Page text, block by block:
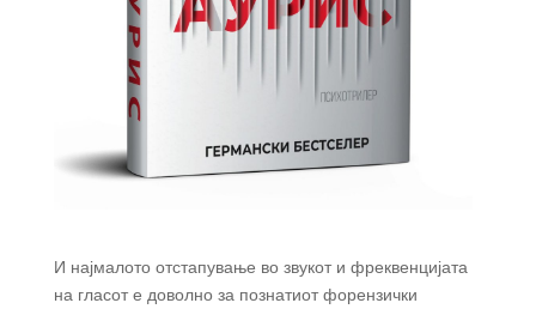
И најмалото отстапување во звукот и фреквенцијата
на гласот е доволно за познатиот форензички